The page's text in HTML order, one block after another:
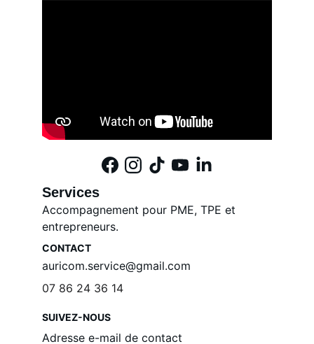
Services
Accompagnement pour PME, TPE et
entrepreneurs.
CONTACT
SUIVEZ-NOUS
auricom.service@gmail.com
07 86 24 36 14
Adresse e-mail de contact